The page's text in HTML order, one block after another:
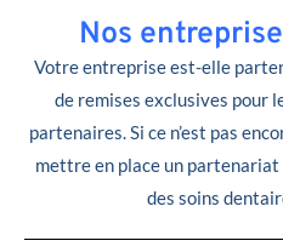
Nos
Votre entreprise est-elle
de remises exclusives pour
partenaires. Si ce n’est pas
mettre en place un
des soins